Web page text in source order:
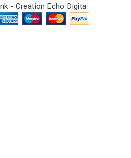
- Creation Echo Digital